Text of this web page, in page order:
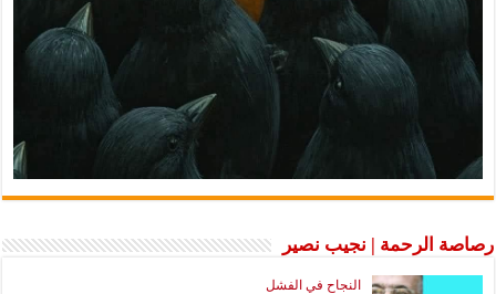
رصاصة الرحمة | نجيب نصير
النجاح في الفشل